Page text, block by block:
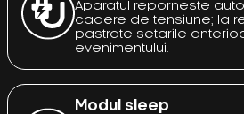
Aparatul reporneste
cadere de tensiune; la
pastrate setarile
evenimentului.
Modul sleep